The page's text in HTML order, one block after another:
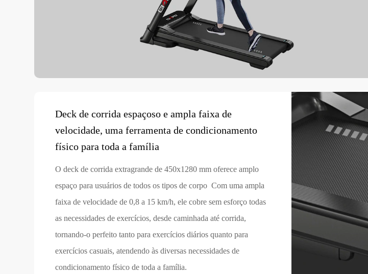
Deck de corrida espaçoso e ampla faixa de
velocidade, uma ferramenta de condicionamento
físico para toda a família
O deck de corrida extragrande de 450x1280 mm oferece amplo
espaço para usuários de todos os tipos de corpo Com uma ampla
faixa de velocidade de 0,8 a 15 km/h, ele cobre sem esforço todas
as necessidades de exercícios, desde caminhada até corrida,
tornando-o perfeito tanto para exercícios diários quanto para
exercícios casuais, atendendo às diversas necessidades de
condicionamento físico de toda a família.